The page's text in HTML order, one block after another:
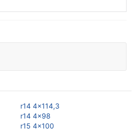
r14 4x114,3
r14 4x98
r15 4x100